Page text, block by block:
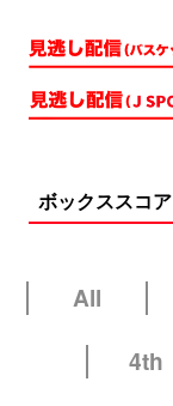
ボックススコア
All
4th